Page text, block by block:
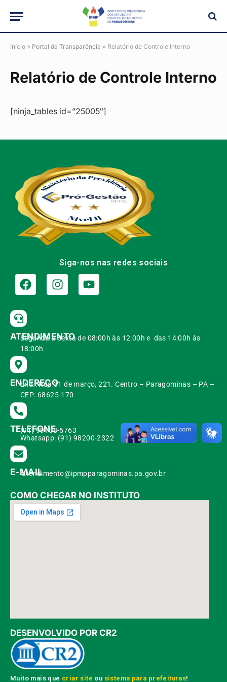
Início » Portal da Transparência » Relatório de Controle Interno
Relatório de Controle Interno
[ninja_tables id=”25005″]
Siga-nos nas redes sociais
ATENDIMENTO
Segunda à Sexta de 08:00h às 12:00h e das 14:00h às
18:00h
ENDEREÇO
End.: Rua 31 de março, 221. Centro – Paragominas – PA –
CEP: 68625-170
TELEFONE
(91) 99108-5763
Whatsapp: (91) 98200-2322
E-MAIL
atendimento@ipmpparagominas.pa.gov.br
COMO CHEGAR NO INSTITUTO
Muito mais que criar site ou sistema para prefeituras!
DESENVOLVIDO POR CR2